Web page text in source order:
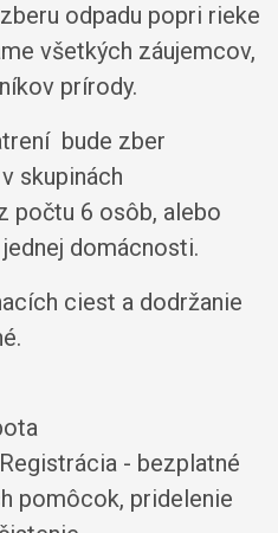
odpadu popri rieke
všetkých záujemcov,
prírody.
bude zber
skupinách
počtu 6 osôb, alebo
domácnosti.
ciest a dodržanie
- bezplatné
pomôcok, pridelenie